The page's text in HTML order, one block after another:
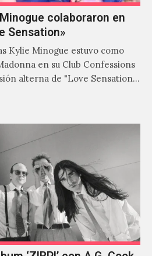
colaboraron en
Sensation»
Kylie Minogue estuvo como
en su Club Confessions
alterna de "Love Sensation",